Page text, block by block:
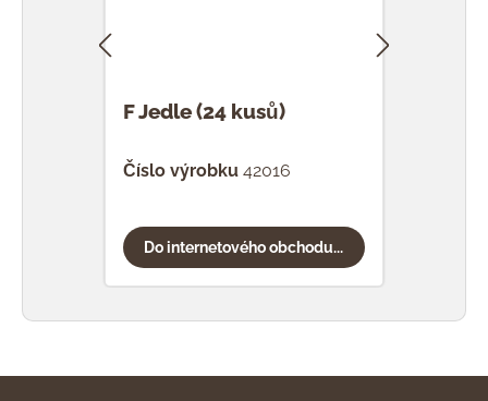
F Jedle (24 kusů)
Číslo výrobku 42016
Do internetového obchodu...